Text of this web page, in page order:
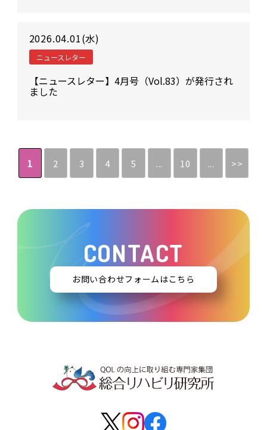
2026.04.01(水)
ニュースレター
【ニュースレター】4月号（Vol.83）が発行され
ました
1 2 3 4 5 ... 10 ... >>
CONTACT
お問い合わせフォームはこちら